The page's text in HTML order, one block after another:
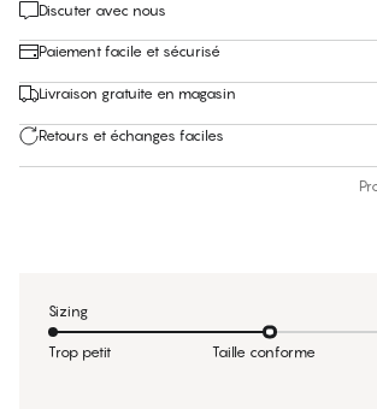
Discuter avec nous
Paiement facile et sécurisé
Livraison gratuite en magasin
Retours et échanges faciles
Sizing
Trop petit Taille conforme